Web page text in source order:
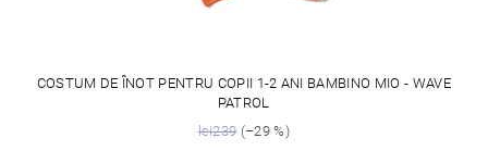
COSTUM DE ÎNOT PENTRU COPII 1-2 ANI BAMBINO MIO - WAVE
PATROL
lei239(–29 %)